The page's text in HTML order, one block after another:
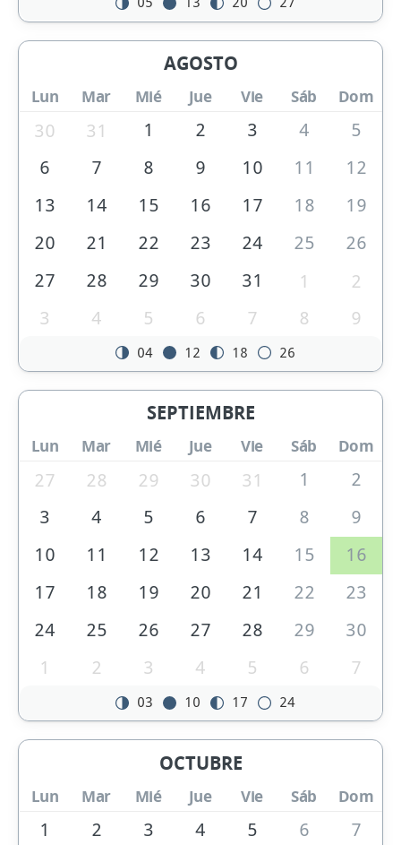
AGOSTO
Lun Mar Mié Jue Vie Sáb Dom
30 31 1 2 3 4
5
6
7 8 9 10 11
12
13
14 15 16 17 18
19
20
21 22 23 24 25
26
27
28 29 30 31 1
2
3
4 5 6 7 8 9
04 12 18 26
SEPTIEMBRE
Lun Mar Mié Jue Vie Sáb Dom
27 28 29 30 31 1
2
3
4 5 6 7 8
9
10
11 12 13 14 15
16
17
18 19 20 21 22
23
24
25 26 27 28 29
30
1
2 3 4 5 6 7
03 10 17 24
OCTUBRE
Lun Mar Mié Jue Vie Sáb Dom
1 2 3 4 5 6
7